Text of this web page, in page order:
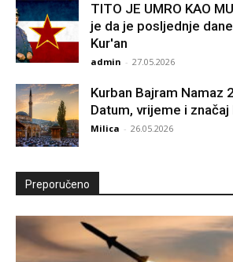
TITO JE UMRO KAO
je da je posljednje
Kur'an
admin - 27.05.2026
Kurban Bajram Namaz
Datum, vrijeme i značaj
Milica - 26.05.2026
Preporučeno